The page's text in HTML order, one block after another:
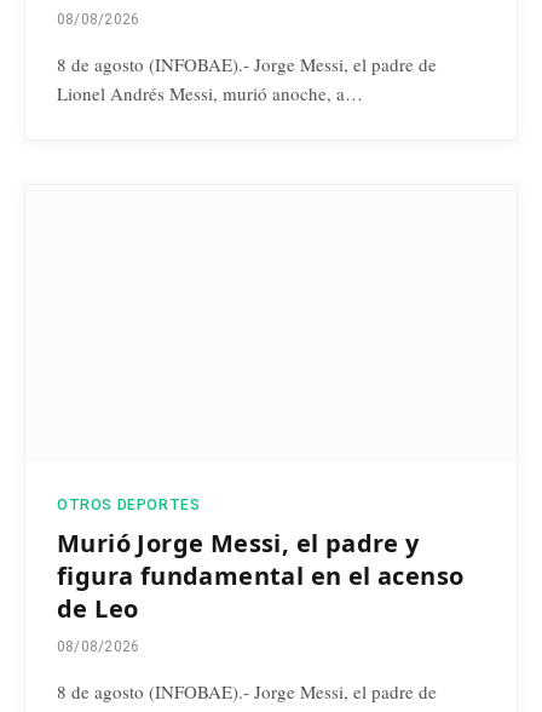
08/08/2026
8 de agosto (INFOBAE).- Jorge Messi, el padre de
Lionel Andrés Messi, murió anoche, a…
OTROS DEPORTES
Murió Jorge Messi, el padre y
figura fundamental en el acenso
de Leo
08/08/2026
8 de agosto (INFOBAE).- Jorge Messi, el padre de